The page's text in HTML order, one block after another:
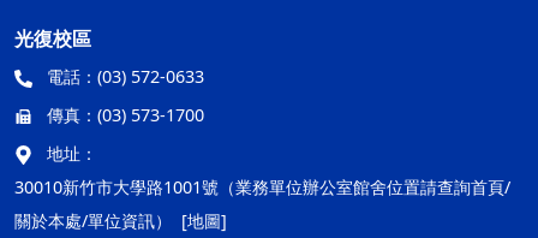
光復校區
電話： (03) 572-0633
傳真： (03) 573-1700
地址：
30010新竹市大學路1001號（業務單位辦公室館舍位置請查詢首頁/
關於本處/單位資訊）
[地圖]